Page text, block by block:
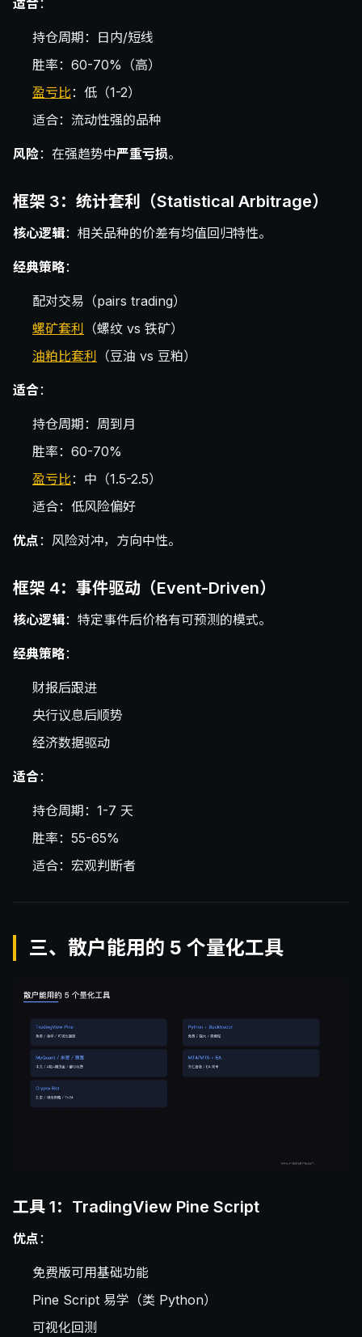
适合：
持仓周期：日内/短线
胜率：60-70%（高）
盈亏比：低（1-2）
适合：流动性强的品种
风险：在强趋势中严重亏损。
框架 3：统计套利（Statistical Arbitrage）
核心逻辑：相关品种的价差有均值回归特性。
经典策略：
配对交易（pairs trading）
螺矿套利
（螺纹 vs 铁矿）
油粕比套利
（豆油 vs 豆粕）
适合：
持仓周期：周到月
胜率：60-70%
盈亏比：中（1.5-2.5）
适合：低风险偏好
优点：风险对冲，方向中性。
框架 4：事件驱动（Event-Driven）
核心逻辑：特定事件后价格有可预测的模式。
经典策略：
财报后跟进
央行议息后顺势
经济数据驱动
适合：
持仓周期：1-7 天
胜率：55-65%
适合：宏观判断者
三、散户能用的 5 个量化工具
工具 1：TradingView Pine Script
优点：
免费版可用基础功能
Pine Script 易学（类 Python）
可视化回测